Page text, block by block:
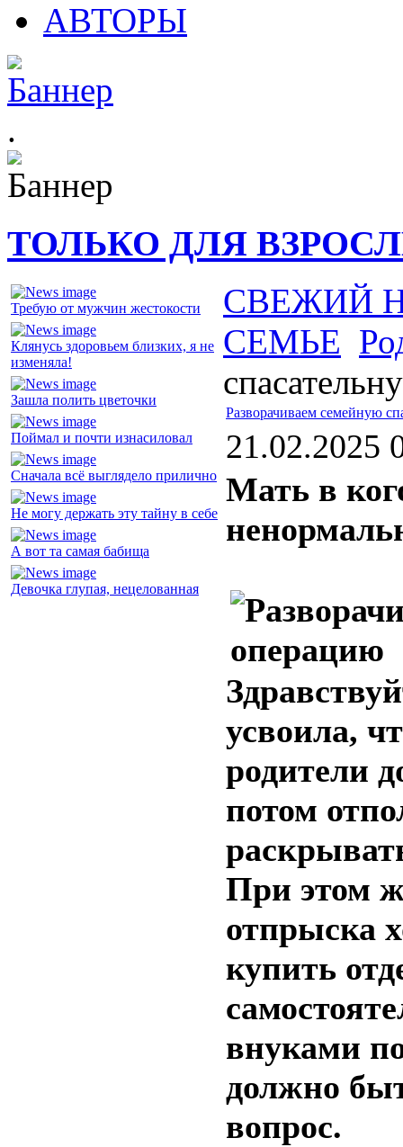
АВТОРЫ
.
ТОЛЬКО ДЛЯ
Требую от мужчин жестокости
Клянусь здоровьем близких, я не
изменяла!
Зашла полить цветочки
Поймал и почти изнасиловал
Сначала всё выглядело прилично
Не могу держать эту тайну в себе
А вот та самая бабища
Девочка глупая, нецелованная
СВЕЖИЙ
СЕМЬЕ
Разворачиваем семейную
21.02.2025
Мать в
усвоила,
родители
потом
При этом
отпрыска
купить
внуками
должно
вопрос.